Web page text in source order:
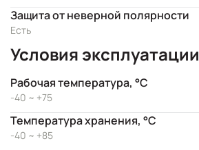
Защита от неверной полярности
Есть
Условия эксплуатации
Рабочая температура, °C
-40 ~ +75
Температура хранения, °C
-40 ~ +85